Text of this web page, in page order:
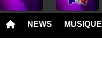
NEWS MUSIQUE